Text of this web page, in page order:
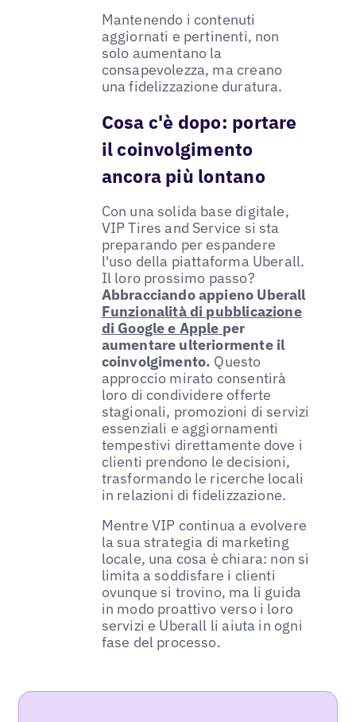
Mantenendo i contenuti
aggiornati e pertinenti, non
solo aumentano la
consapevolezza, ma creano
una fidelizzazione duratura.
Cosa c'è dopo: portare
il coinvolgimento
ancora più lontano
Con una solida base digitale,
VIP Tires and Service si sta
preparando per espandere
l'uso della piattaforma Uberall.
Il loro prossimo passo?
Abbracciando appieno Uberall
Funzionalità di pubblicazione
di Google e Apple per
aumentare ulteriormente il
coinvolgimento. Questo
approccio mirato consentirà
loro di condividere offerte
stagionali, promozioni di servizi
essenziali e aggiornamenti
tempestivi direttamente dove i
clienti prendono le decisioni,
trasformando le ricerche locali
in relazioni di fidelizzazione.
Mentre VIP continua a evolvere
la sua strategia di marketing
locale, una cosa è chiara: non si
limita a soddisfare i clienti
ovunque si trovino, ma li guida
in modo proattivo verso i loro
servizi e Uberall li aiuta in ogni
fase del processo.